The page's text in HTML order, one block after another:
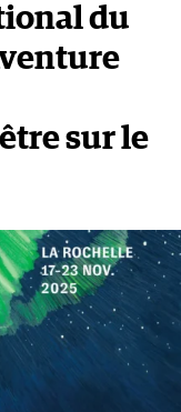
du
sur le